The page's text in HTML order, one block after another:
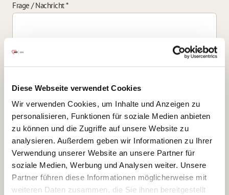
Diese Webseite verwendet Cookies
Wir verwenden Cookies, um Inhalte und Anzeigen zu
personalisieren, Funktionen für soziale Medien anbieten
zu können und die Zugriffe auf unsere Website zu
analysieren. Außerdem geben wir Informationen zu Ihrer
Verwendung unserer Website an unsere Partner für
soziale Medien, Werbung und Analysen weiter. Unsere
Partner führen diese Informationen möglicherweise mit
weiteren Daten zusammen, die Sie ihnen bereitgestellt
Frage / Nachricht*
Ich bin damit einverstanden, dass meine personenbezogenen Daten
ausschließlich zum Zweck der Durchführung der Kontaktanfrage
verarbeitet, auf IT- Systemen der Garitz Bewirtschaftungsbetriebe
GmbH, Heinrich-von-Kleist-Straße 2, 97688 Bad Kissingen
(Betreiber) gespeichert und an die für das Stellenangebot
verantwortliche Stelle zur Kontaktaufnahme weitergegeben
werden.
Diese Einwilligungserklärung kann ich jederzeit gegenüber dem